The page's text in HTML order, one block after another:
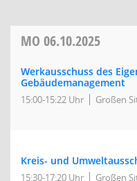
MO 06.10.2025
Werkausschuss des
Gebäudemanagement
15:00-15:22 Uhr Großen
Kreis- und
15:30-17:20 Uhr Großen